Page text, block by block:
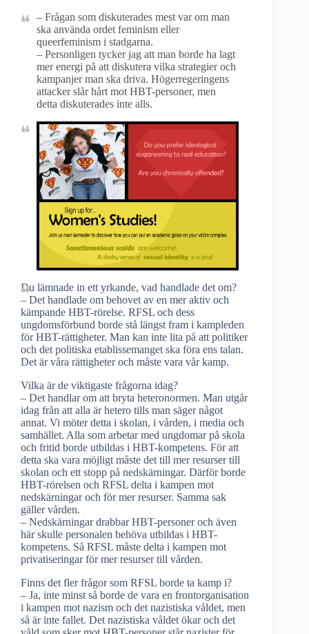
– Frågan som diskuterades mest var om man
ska använda ordet feminism eller
queerfeminism i stadgarna.
– Personligen tycker jag att man borde ha lagt
mer energi på att diskutera vilka strategier och
kampanjer man ska driva. Högerregeringens
attacker slår hårt mot HBT-personer, men
detta diskuterades inte alls.
Du lämnade in ett yrkande, vad handlade det om?
– Det handlade om behovet av en mer aktiv och
kämpande HBT-rörelse. RFSL och dess
ungdomsförbund borde stå längst fram i kampleden
för HBT-rättigheter. Man kan inte lita på att politiker
och det politiska etablissemanget ska föra ens talan.
Det är våra rättigheter och måste vara vår kamp.
Vilka är de viktigaste frågorna idag?
– Det handlar om att bryta heteronormen. Man utgår
idag från att alla är hetero tills man säger något
annat. Vi möter detta i skolan, i vården, i media och
samhället. Alla som arbetar med ungdomar på skola
och fritid borde utbildas i HBT-kompetens. För att
detta ska vara möjligt måste det till mer resurser till
skolan och ett stopp på nedskärningar. Därför borde
HBT-rörelsen och RFSL delta i kampen mot
nedskärningar och för mer resurser. Samma sak
gäller vården.
– Nedskärningar drabbar HBT-personer och även
här skulle personalen behöva utbildas i HBT-
kompetens. Så RFSL måste delta i kampen mot
privatiseringar för mer resurser till vården.
Finns det fler frågor som RFSL borde ta kamp i?
– Ja, inte minst så borde de vara en frontorganisation
i kampen mot nazism och det nazistiska våldet, men
så är inte fallet. Det nazistiska våldet ökar och det